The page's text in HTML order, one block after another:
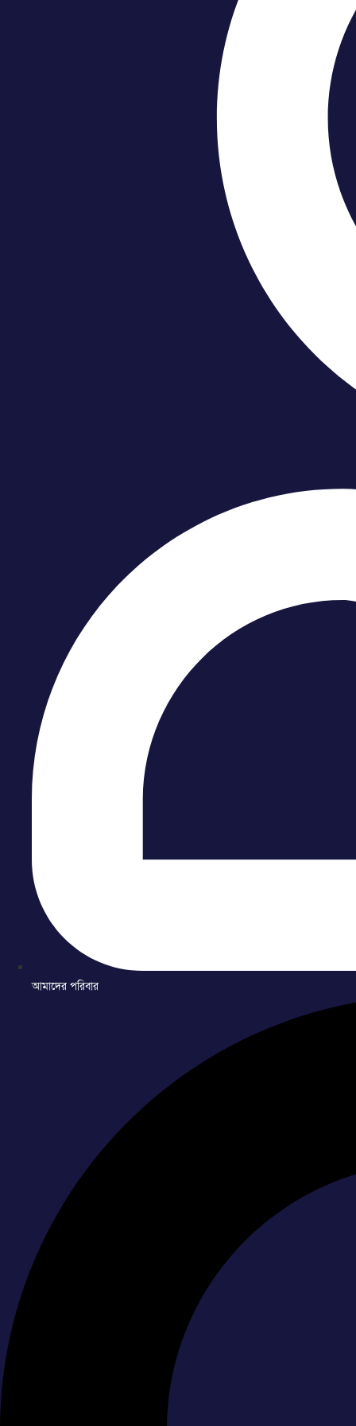
আমাদের পরিবার